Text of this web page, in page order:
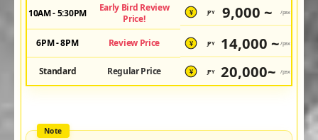
10AM - 5:30PM
Early Bird Review
Price!
¥ JPY 9,000 ~ /pax
6PM - 8PM Review Price ¥ JPY 14,000 ~ /pax
Standard Regular Price ¥ JPY 20,000~ /pax